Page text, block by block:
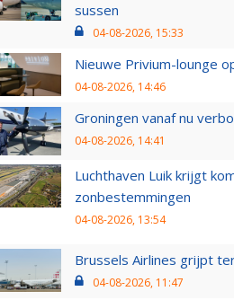
sussen
04-08-2026, 15:33
Nieuwe Privium-lounge
04-08-2026, 14:46
Groningen vanaf nu
04-08-2026, 14:41
Luchthaven Luik krijgt
zonbestemmingen
04-08-2026, 13:54
Brussels Airlines grijpt
04-08-2026, 11:47